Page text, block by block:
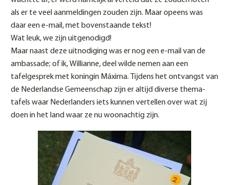
als er te veel aanmeldingen zouden zijn. Maar opeens was
daar een e-mail, met bovenstaande tekst!
Wat leuk, we zijn uitgenodigd!
Maar naast deze uitnodiging was er nog een e-mail van de
ambassade; of ik, Willianne, deel wilde nemen aan een
tafelgesprek met koningin Máxima. Tijdens het ontvangst van
de Nederlandse Gemeenschap zijn er altijd diverse thema-
tafels waar Nederlanders iets kunnen vertellen over wat zij
doen in het land waar ze nu woonachtig zijn.